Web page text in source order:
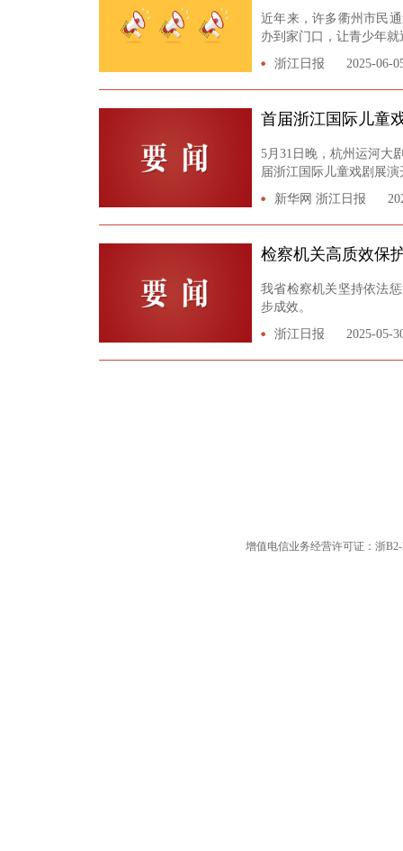
近年来，许多衢州市民
办到家门口，让青少年
浙江日报
2025-06-
首届浙江国际儿童
5月31日晚，杭州运河大
届浙江国际儿童戏剧展演
新华网 浙江日报
检察机关高质效保
我省检察机关坚持依法
步成效。
浙江日报
2025-05-
增值电信业务经营许可证：浙